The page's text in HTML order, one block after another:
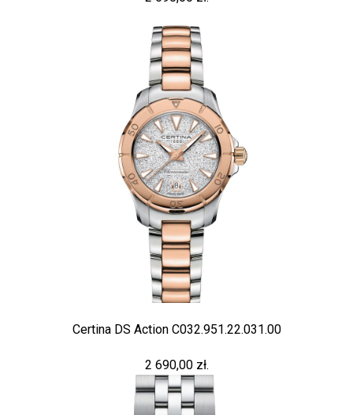
Certina DS Action C032.951.22.031.00
2 690,00 zł.